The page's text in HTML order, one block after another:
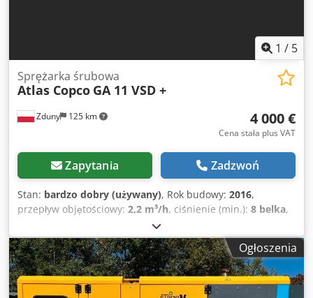
1 / 5
Zduny 125 km
Sprężarka śrubowa
Atlas Copco GA 11 VSD +
4 000 €
Cena stała plus VAT
Zapytania Zadzwoń
Stan: bardzo dobry (używany), Rok budowy: 2016,
przepływ objętościowy: 2,2 m³/h, ciśnienie (min.): 8 belka,
Kompresor śrubowy ATLAS COPCO GA 11 VSD +
Zmiennoobrotowa (falownik) Silnik 11 kw Wydajność 1,95
m3/min Ciśnienie 13 bar Chjdpfx Aoytyh Hsczea Rok
produkcji 2016 Przebieg 9270 mtg
Ogłoszenia